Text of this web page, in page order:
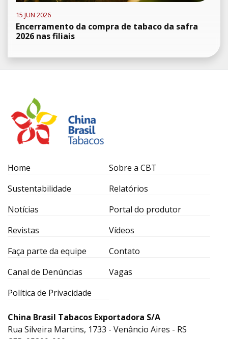
15 JUN 2026
Encerramento da compra de tabaco da safra
2026 nas filiais
Home
Sobre a CBT
Sustentabilidade
Relatórios
Notícias
Portal do produtor
Revistas
Vídeos
Faça parte da equipe
Contato
Canal de Denúncias
Vagas
Política de Privacidade
China Brasil Tabacos Exportadora S/A
Rua Silveira Martins, 1733 - Venâncio Aires - RS